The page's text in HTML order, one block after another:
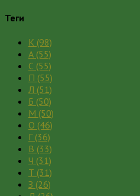
Теги
К (98)
А (55)
С (55)
П (55)
Л (51)
Б (50)
М (50)
О (46)
Г (36)
В (33)
Ч (31)
Т (31)
З (26)